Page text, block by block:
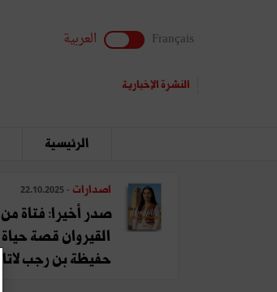
Français العربية
النشرة الإخبارية
الرئيسية
اصدارات - 22.10.2025
صدر أخيرا: فتاة من
القيروان قصة حياة
حفيظة بن رجب لاتا